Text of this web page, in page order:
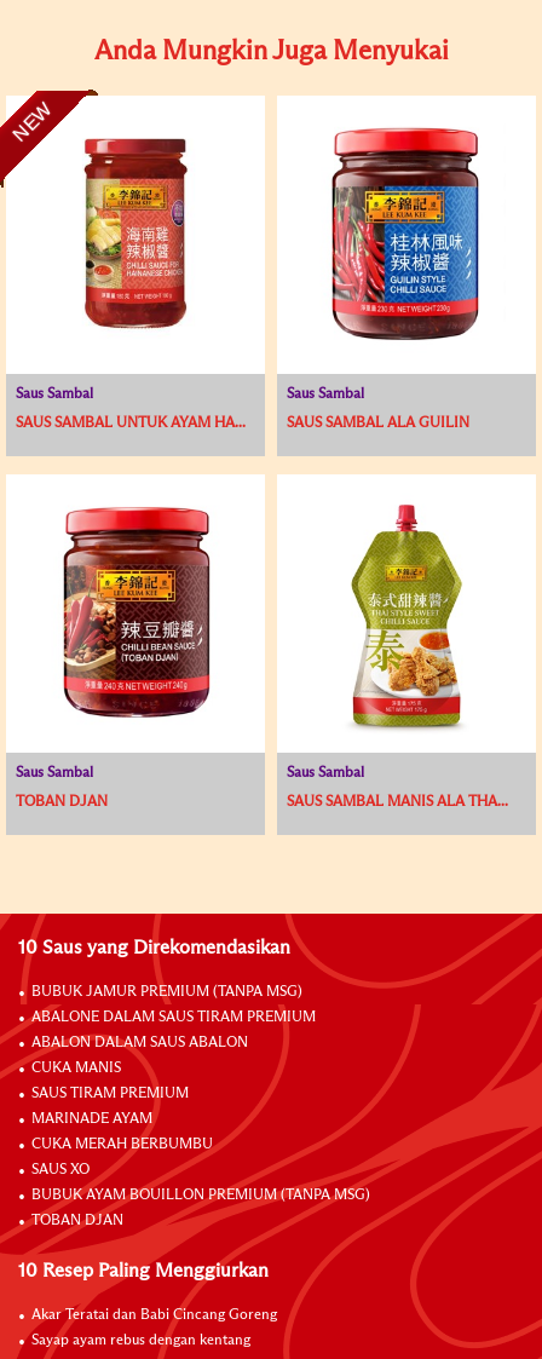
Anda Mungkin Juga Menyukai
NEW
Saus Sambal
SAUS SAMBAL UNTUK AYAM HA...
Saus Sambal
SAUS SAMBAL ALA GUILIN
Saus Sambal
TOBAN DJAN
Saus Sambal
SAUS SAMBAL MANIS ALA THA...
10 Saus yang Direkomendasikan
BUBUK JAMUR PREMIUM (TANPA MSG)
ABALONE DALAM SAUS TIRAM PREMIUM
ABALON DALAM SAUS ABALON
CUKA MANIS
SAUS TIRAM PREMIUM
MARINADE AYAM
CUKA MERAH BERBUMBU
SAUS XO
BUBUK AYAM BOUILLON PREMIUM (TANPA MSG)
TOBAN DJAN
10 Resep Paling Menggiurkan
Akar Teratai dan Babi Cincang Goreng
Sayap ayam rebus dengan kentang